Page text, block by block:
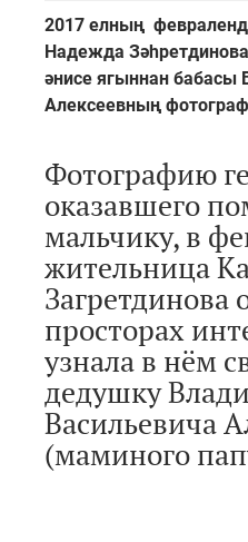
2017 елның
Надежда
әнисе ягыннан бабасы
Алексеевның
Фотографию
оказавшего
мальчику, в
жительница
Загретдинова
просторах
узнала в нём
дедушку
Васильевича
(маминого